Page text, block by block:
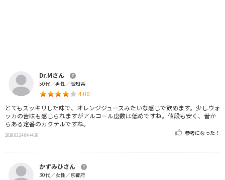
Dr.Mさん
50代／男性／高知県
4.00
とてもスッキリした味で、オレンジジュースみたいな感じで飲めます。少しウォ
ッカの苦味も感じられますがアルコール度数は低めですね。値段も安く、昔か
らある定番のカクテルですね。
2019.03.24 04:44:36 参考になった！
かずみひさん
30代／女性／京都府